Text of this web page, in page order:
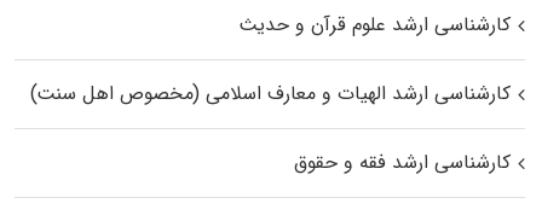
کارشناسی ارشد علوم قرآن و حدیث
کارشناسی ارشد الهیات و معارف اسلامی (مخصوص اهل سنت)
کارشناسی ارشد فقه و حقوق